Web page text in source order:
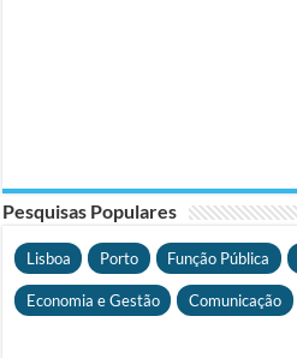
Pesquisas Populares
Lisboa Porto Função Pública
Economia e Gestão Comunicação